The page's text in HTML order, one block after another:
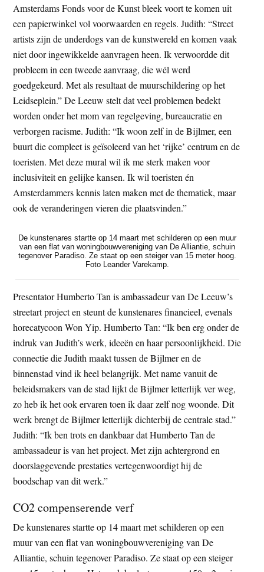
Amsterdams Fonds voor de Kunst bleek voort te komen uit
een papierwinkel vol voorwaarden en regels. Judith: “Street
artists zijn de underdogs van de kunstwereld en komen vaak
niet door ingewikkelde aanvragen heen. Ik verwoordde dit
probleem in een tweede aanvraag, die wél werd
goedgekeurd. Met als resultaat de muurschildering op het
Leidseplein.” De Leeuw stelt dat veel problemen bedekt
worden onder het mom van regelgeving, bureaucratie en
verborgen racisme. Judith: “Ik woon zelf in de Bijlmer, een
buurt die compleet is geïsoleerd van het ‘rijke’ centrum en de
toeristen. Met deze mural wil ik me sterk maken voor
inclusiviteit en gelijke kansen. Ik wil toeristen én
Amsterdammers kennis laten maken met de thematiek, maar
ook de veranderingen vieren die plaatsvinden.”
De kunstenares startte op 14 maart met schilderen op een muur
van een flat van woningbouwvereniging van De Alliantie, schuin
tegenover Paradiso. Ze staat op een steiger van 15 meter hoog.
Foto Leander Varekamp.
Presentator Humberto Tan is ambassadeur van De Leeuw’s
streetart project en steunt de kunstenares financieel, evenals
horecatycoon Won Yip. Humberto Tan: “Ik ben erg onder de
indruk van Judith’s werk, ideeën en haar persoonlijkheid. Die
connectie die Judith maakt tussen de Bijlmer en de
binnenstad vind ik heel belangrijk. Met name vanuit de
beleidsmakers van de stad lijkt de Bijlmer letterlijk ver weg,
zo heb ik het ook ervaren toen ik daar zelf nog woonde. Dit
werk brengt de Bijlmer letterlijk dichterbij de centrale stad.”
Judith: “Ik ben trots en dankbaar dat Humberto Tan de
ambassadeur is van het project. Met zijn achtergrond en
doorslaggevende prestaties vertegenwoordigt hij de
boodschap van dit werk.”
CO2 compenserende verf
De kunstenares startte op 14 maart met schilderen op een
muur van een flat van woningbouwvereniging van De
Alliantie, schuin tegenover Paradiso. Ze staat op een steiger